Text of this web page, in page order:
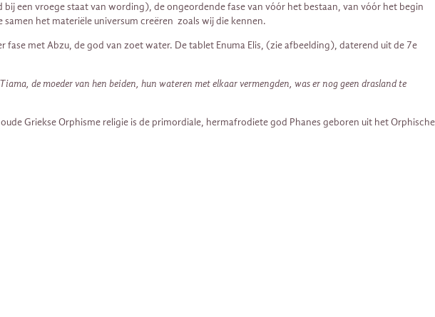
een vroege staat van wording), de ongeordende fase van vóór het bestaan, van ​​vóór het begin
het materiële universum creëren zoals wij die kennen.
met Abzu, de god van zoet water. De tablet Enuma Elis, (zie afbeelding), daterend uit de 7e
de moeder van hen beiden, hun wateren met elkaar vermengden, was er nog geen drasland te
Griekse Orphisme religie is de primordiale, hermafrodiete god Phanes geboren uit het Orphische